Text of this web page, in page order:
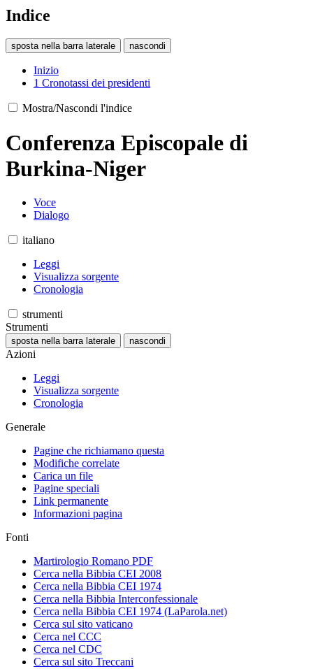
Indice
sposta nella barra laterale nascondi
Inizio
1 Cronotassi dei presidenti
Mostra/Nascondi l'indice
Conferenza Episcopale di
Burkina-Niger
Voce
Dialogo
italiano
Leggi
Visualizza sorgente
Cronologia
strumenti
Strumenti
sposta nella barra laterale nascondi
Azioni
Leggi
Visualizza sorgente
Cronologia
Generale
Pagine che richiamano questa
Modifiche correlate
Carica un file
Pagine speciali
Link permanente
Informazioni pagina
Fonti
Martirologio Romano PDF
Cerca nella Bibbia CEI 2008
Cerca nella Bibbia CEI 1974
Cerca nella Bibbia Interconfessionale
Cerca nella Bibbia CEI 1974 (LaParola.net)
Cerca sul sito vaticano
Cerca nel CCC
Cerca nel CDC
Cerca sul sito Treccani